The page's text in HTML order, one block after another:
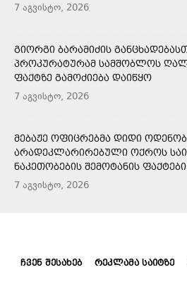
7 აგვისტო, 2026
ᲒᲘᲝᲠᲒᲘ ᲑᲐᲠᲐᲛᲘᲫᲘᲡ
ᲞᲠᲝᲙᲣᲠᲐᲢᲣᲠᲐᲛ ᲡᲐᲛᲨᲝᲑᲚᲝᲡ
ᲤᲐᲥᲢᲖᲔ ᲒᲐᲛᲝᲫᲘᲔᲑᲐ ᲓᲐᲘᲬᲧᲝ
7 აგვისტო, 2026
ᲛᲔᲑᲐᲟᲔ ᲝᲤᲘᲪᲠᲔᲑᲛᲐ ᲓᲘᲓᲘ
ᲐᲠᲐᲓᲔᲙᲚᲐᲠᲘᲠᲔᲑᲣᲚᲘ ᲝᲥᲠᲝᲡ
ᲜᲐᲙᲔᲗᲝᲑᲔᲑᲘᲡ ᲨᲔᲛᲝᲢᲐᲜᲘᲡ
7 აგვისტო, 2026
ᲩᲕᲔᲜ ᲨᲔᲡᲐᲮᲔᲑ ᲠᲔᲙᲚᲐᲛᲐ ᲡᲐᲘᲢᲖᲔ